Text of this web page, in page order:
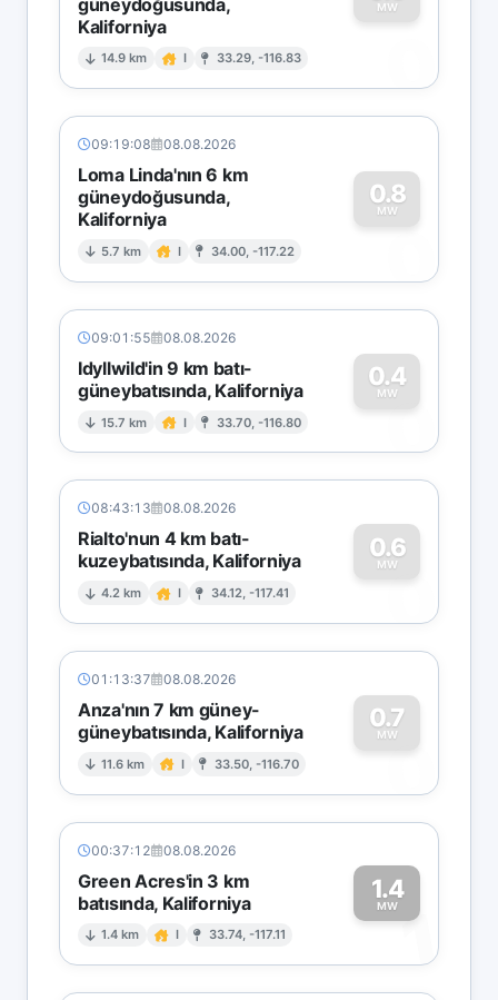
Kaliforniya
14.9 km I 33.29, -116.83
MW
0
09:19:08 08.08.2026
Loma Linda'nın 6 km
güneydoğusunda,
Kaliforniya
5.7 km I 34.00, -117.22
0.8
MW
0
09:01:55 08.08.2026
Idyllwild'in 9 km batı-
güneybatısında, Kaliforniya
15.7 km I 33.70, -116.80
0.4
MW
0
08:43:13 08.08.2026
Rialto'nun 4 km batı-
kuzeybatısında, Kaliforniya
4.2 km I 34.12, -117.41
0.6
MW
0
01:13:37 08.08.2026
Anza'nın 7 km güney-
güneybatısında, Kaliforniya
11.6 km I 33.50, -116.70
0.7
MW
0
00:37:12 08.08.2026
Green Acres'in 3 km
batısında, Kaliforniya
1.4 km I 33.74, -117.11
1.4
MW1